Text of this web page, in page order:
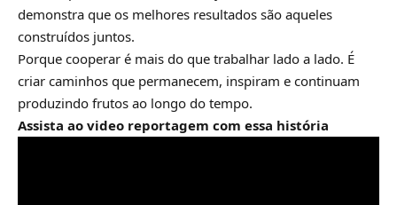
demonstra que os melhores resultados são aqueles
construídos juntos.
Porque cooperar é mais do que trabalhar lado a lado. É
criar caminhos que permanecem, inspiram e continuam
produzindo frutos ao longo do tempo.
Assista ao video reportagem com essa história